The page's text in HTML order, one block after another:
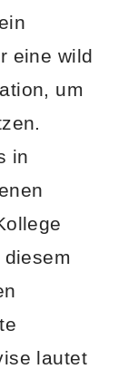
eine wild
um
in
lautet